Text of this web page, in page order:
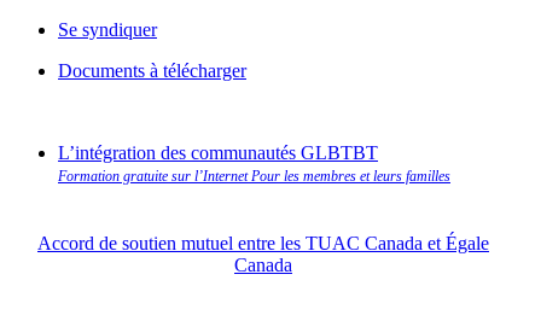
Se syndiquer
Documents à télécharger
L’intégration des communautés GLBTBT
Formation gratuite sur l’Internet Pour les membres et leurs familles
Accord de soutien mutuel entre les TUAC Canada et Égale
Canada